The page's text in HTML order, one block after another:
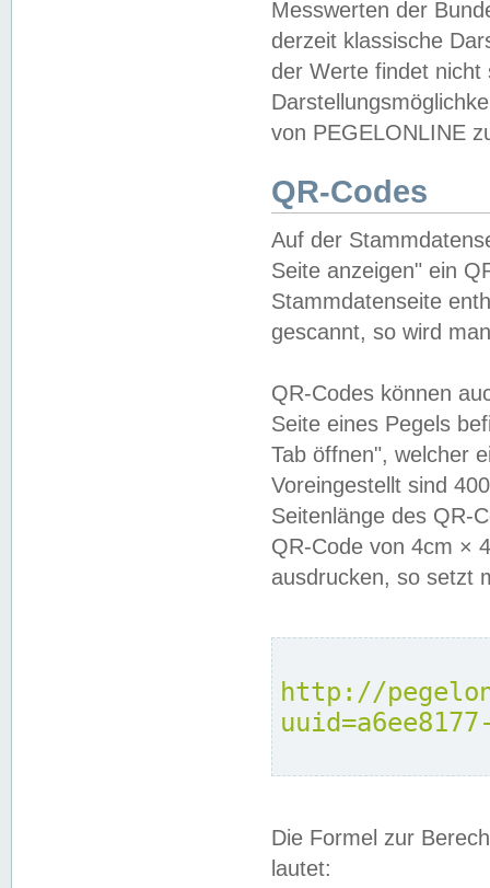
Messwerten der
derzeit klassische
der Werte findet
von PEGELONLINE
QR-Codes
Auf der
Seite anzeigen" ein
Stammdatenseite
gescannt, so wird
QR-Codes können
Seite eines Pegels
Tab öffnen", welcher
Voreingestellt sind
Seitenlänge des QR-
QR-Code von 4cm ×
ausdrucken, so setzt
http://
Die Formel zur
lautet: